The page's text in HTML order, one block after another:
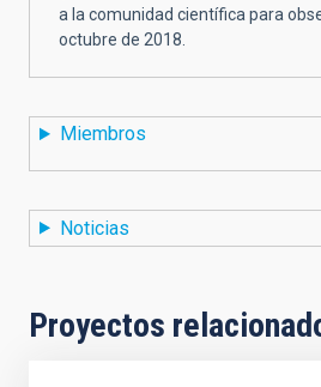
a la comunidad científica para
octubre de 2018.
Miembros
Noticias
Proyectos